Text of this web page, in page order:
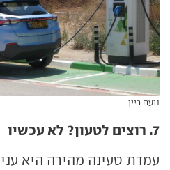
נועם ריין
7. רוצים לטעון? לא עכשיו
עמדת טעינה מהירה היא